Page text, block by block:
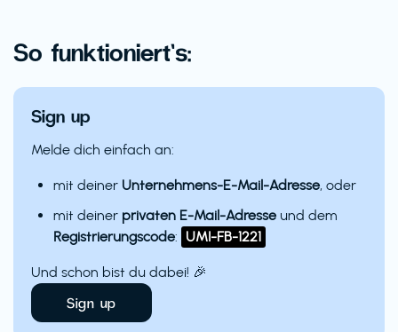
So funktioniert’s:
Sign up
Melde dich einfach an:
mit deiner Unternehmens-E-Mail-Adresse, oder
mit deiner privaten E-Mail-Adresse und dem
Registrierungscode: UMI-FB-1221
Und schon bist du dabei! 🎉
Sign up